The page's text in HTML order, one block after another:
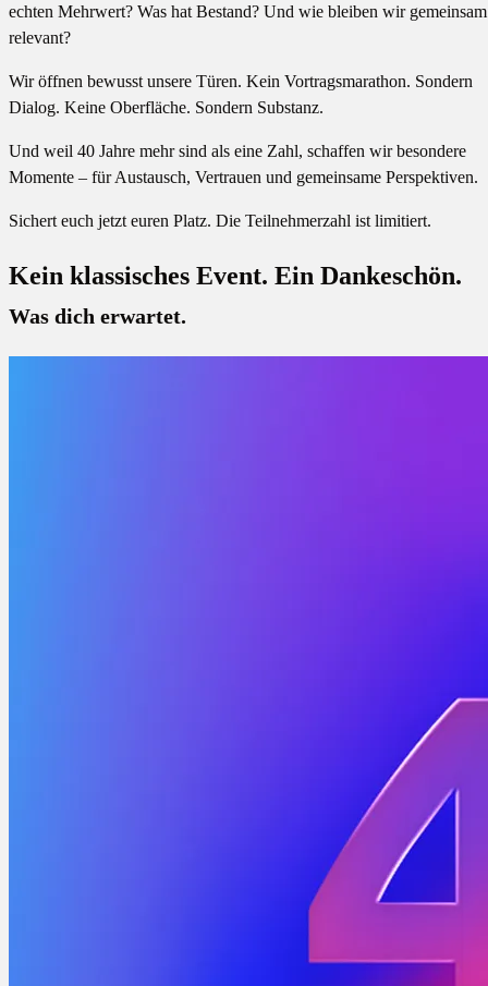
echten Mehrwert? Was hat Bestand? Und wie bleiben wir gemeinsam
relevant?
Wir öffnen bewusst unsere Türen. Kein Vortragsmarathon. Sondern
Dialog. Keine Oberfläche. Sondern Substanz.
Und weil 40 Jahre mehr sind als eine Zahl, schaffen wir besondere
Momente – für Austausch, Vertrauen und gemeinsame Perspektiven.
Sichert euch jetzt euren Platz. Die Teilnehmerzahl ist limitiert.
Kein klassisches Event. Ein Dankeschön.
Was dich erwartet.